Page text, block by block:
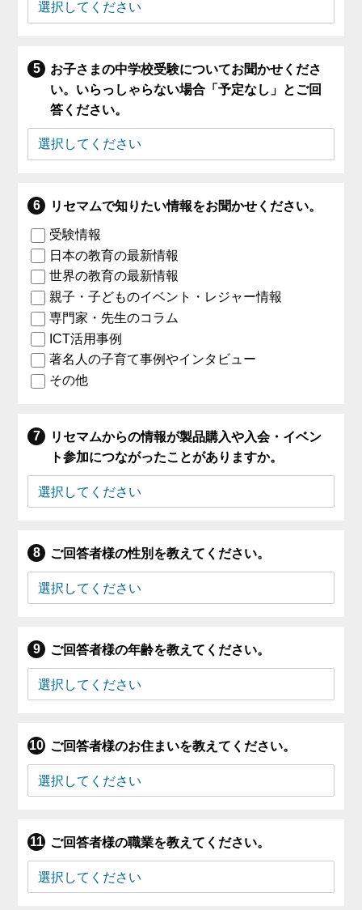
お子さまの中学校受験についてお聞かせくださ
い。いらっしゃらない場合「予定なし」とご回
答ください。
リセマムで知りたい情報をお聞かせください。
受験情報
日本の教育の最新情報
世界の教育の最新情報
親子・子どものイベント・レジャー情報
専門家・先生のコラム
ICT活用事例
著名人の子育て事例やインタビュー
その他
リセマムからの情報が製品購入や入会・イベン
ト参加につながったことがありますか。
ご回答者様の性別を教えてください。
ご回答者様の年齢を教えてください。
ご回答者様のお住まいを教えてください。
ご回答者様の職業を教えてください。